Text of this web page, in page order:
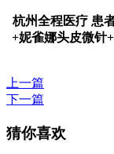
杭州全程医疗 患
+妮雀娜头皮微针
上一篇
下一篇
猜你喜欢